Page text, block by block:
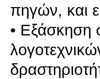
πηγών, και
• Εξάσκηση